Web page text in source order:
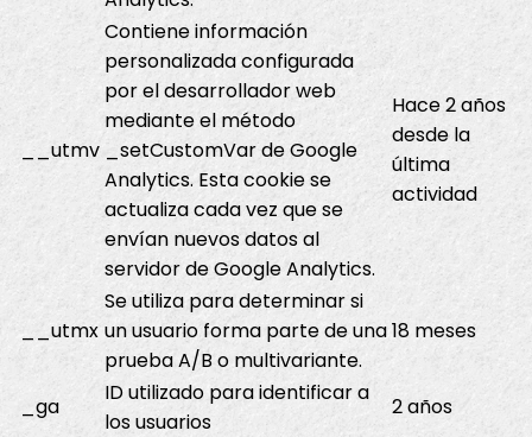
__utmv
Contiene información
personalizada configurada
por el desarrollador web
mediante el método
_setCustomVar de Google
Analytics. Esta cookie se
actualiza cada vez que se
envían nuevos datos al
servidor de Google Analytics.
Hace 2 años
desde la
última
actividad
__utmx
Se utiliza para determinar si
un usuario forma parte de una
prueba A/B o multivariante.
18 meses
_ga
ID utilizado para identificar a
los usuarios
2 años